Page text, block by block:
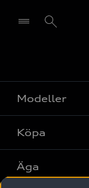
Modeller
Alla modeller
Elbilar
Köpa
Privaterbjudanden
Äga